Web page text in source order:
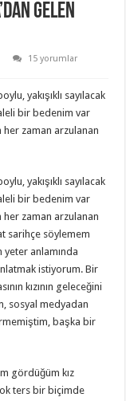
Gelen
15 yorumlar
yakışıklı sayılacak
bir bedenim var
her zaman arzulanan
yakışıklı sayılacak
bir bedenim var
her zaman arzulanan
sarihçe söylemem
yeter anlamında
istiyorum. Bir
kızının geleceğini
sosyal medyadan
başka bir
gördüğüm kız
ters bir biçimde